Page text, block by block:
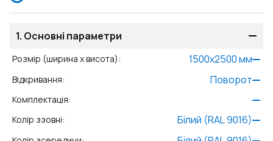
1. Основні параметри
Розмір (ширина x висота): 1500x2500мм
Відкривання: Поворот
Комплектація:
Колір ззовні: Білий (RAL 9016)